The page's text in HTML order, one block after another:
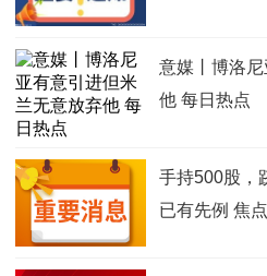
意媒丨博洛
他 每日热点
手持500股，
已有先例 焦